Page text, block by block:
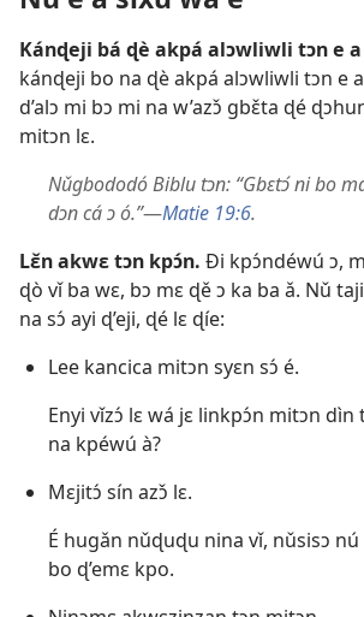
Kánɖeji bá ɖè akpá alɔwliwli tɔn e
kánɖeji bo na ɖè akpá alɔwliwli tɔn e
d’alɔ mi bɔ mi na w’azɔ̌ gbɛ̌ta ɖé
mitɔn lɛ.
Nǔgbododó Biblu tɔn: “Gbɛtɔ́ ni bo
dɔn cá ɔ ó.”​—Matie 19:6.
Lɛ̌n akwɛ tɔn kpɔ́n. Ði kpɔ́ndéwú ɔ,
ɖò vǐ ba wɛ, bɔ mɛ ɖě ɔ ka ba ǎ. Nǔ
na sɔ́ ayi ɖ’eji, ɖé lɛ ɖíe:
Lee kancica mitɔn syɛn sɔ́ é.
Enyi vǐzɔ́ lɛ wá jɛ linkpɔ́n mitɔn dìn
na kpéwú à?
Mɛjitɔ́ sín azɔ̌ lɛ.
É hugǎn nǔɖuɖu nina vǐ, nǔsisɔ nú
bo ɖ’emɛ kpo.